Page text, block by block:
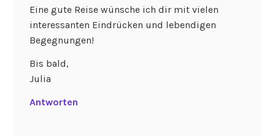
Eine gute Reise wünsche ich dir mit vielen
interessanten Eindrücken und lebendigen
Begegnungen!
Bis bald,
Julia
Antworten